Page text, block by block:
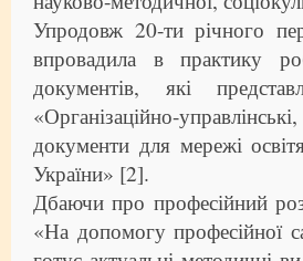
Упродовж 20-ти річного
впровадила в практику
документів, які
«Організаційно-
документи для мережі
України» [2].
Дбаючи про професійний
«На допомогу професійної